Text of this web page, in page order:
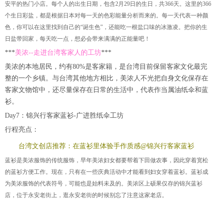
安平的热门小店。每个人的出生日期，包含2月29日的生日，共366天。这里的366
个生日彩盐，都是根据日本对每一天的色彩能量分析而来的。每一天代表一种颜
色，你可以在这里找到自己的“诞生色”，还能吃一根盐口味的冰激凌。把你的生
日盐带回家，每天吃一点，想必会带来满满的正能量吧！
***美浓--走进台湾客家人的工坊***
美浓的本地居民，约有80%是客家籍，是台湾目前保留客家文化最完
整的一个乡镇。与台湾其他地方相比，美浓人不光把自身文化保存在
客家文物馆中，还尽量保存在日常的生活中，代表作当属油纸伞和蓝
衫。
Day7：锦兴行客家蓝衫-广进胜纸伞工坊
行程亮点：
台湾文创店推荐：在蓝衫里体验手作质感@锦兴行客家蓝衫
蓝衫是美浓服饰的传统服饰，早年美浓妇女都要帮着下田做农事，因此穿着宽松
的蓝衫方便工作。现在，只有在一些庆典活动中才能看到妇女穿着蓝衫。蓝衫成
为美浓服饰的代表符号，可能也是始料未及的。美浓区上硕果仅存的锦兴蓝衫
店，位于永安老街上，逛永安老街的时候别忘了注意这家老店。